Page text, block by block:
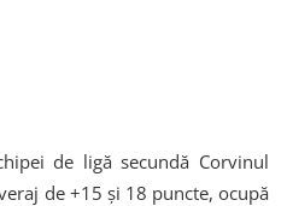
de ligă secundă Corvinul
de +15 și 18 puncte, ocupă